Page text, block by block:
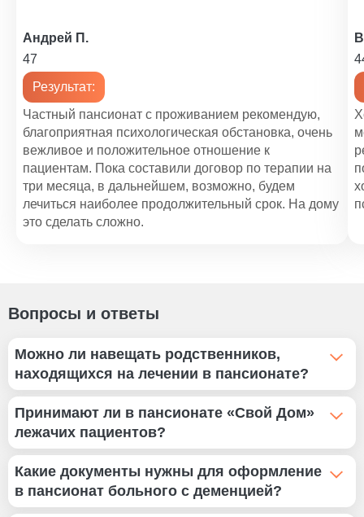
Андрей П.
47
Результат:
Частный пансионат с проживанием рекомендую,
благоприятная психологическая обстановка, очень
вежливое и положительное отношение к
пациентам. Пока составили договор по терапии на
три месяца, в дальнейшем, возможно, будем
лечиться наиболее продолжительный срок. На дому
это сделать сложно.
Вопросы и ответы
Можно ли навещать родственников,
находящихся на лечении в пансионате?
Единственная просьба: согласовать время визита с
лечащим врачом или администрацией, чтобы не
процедур. При желании вы можете забрать пациента
домой (на выходные или праздники).
Принимают ли в пансионате «Свой Дом»
лежачих пациентов?
инвалидов. Людям, неспособным к самостоятельному
обслуживанию, предоставляется персональная
Какие документы нужны для оформление
в пансионат больного с деменцией?